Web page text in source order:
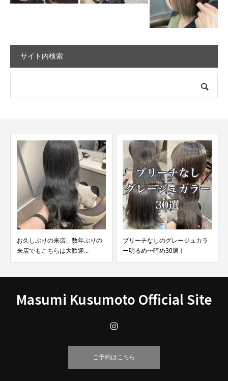
サイト内検索
ブリーチなしのグレージュカラ
ー明るめ〜暗め30選！
【最新版】ブリーチなしで綺麗
なアッシュカラーに染め...
Masumi Kusumoto Official Site
ご予約はこちら